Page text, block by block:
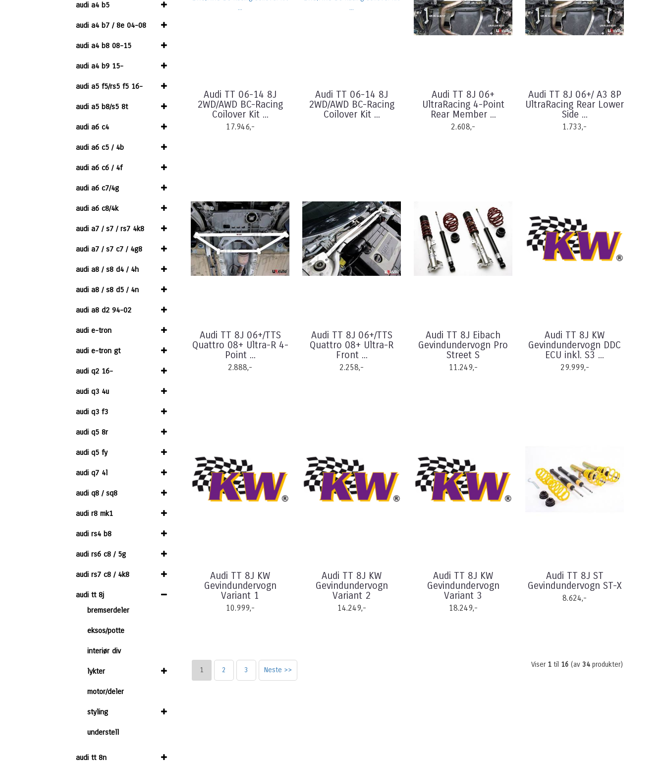
audi a4 b5
audi a4 b7 / 8e 04-08
audi a4 b8 08-15
audi a4 b9 15-
audi a5 f5/rs5 f5 16-
audi a5 b8/s5 8t
audi a6 c4
audi a6 c5 / 4b
audi a6 c6 / 4f
audi a6 c7/4g
audi a6 c8/4k
audi a7 / s7 / rs7 4k8
audi a7 / s7 c7 / 4g8
audi a8 / s8 d4 / 4h
audi a8 / s8 d5 / 4n
audi a8 d2 94-02
audi e-tron
audi e-tron gt
audi q2 16-
audi q3 4u
audi q3 f3
audi q5 8r
audi q5 fy
audi q7 4l
audi q8 / sq8
audi r8 mk1
audi rs4 b8
audi rs6 c8 / 5g
audi rs7 c8 / 4k8
audi tt 8j
bremserdeler
eksos/potte
interiør div
lykter
motor/deler
styling
understell
audi tt 8n
Audi TT 06-14 8J
2WD/AWD BC-Racing
Coilover Kit ...
17.946,-
Audi TT 06-14 8J
2WD/AWD BC-Racing
Coilover Kit ...
Audi TT 8J 06+
UltraRacing 4-Point
Rear Member ...
2.608,-
Audi TT 8J 06+/ A3 8P
UltraRacing Rear Lower
Side ...
1.733,-
Audi TT 8J 06+/TTS
Quattro 08+ Ultra-R 4-
Point ...
2.888,-
Audi TT 8J 06+/TTS
Quattro 08+ Ultra-R
Front ...
2.258,-
Audi TT 8J Eibach
Gevindundervogn Pro
Street S
11.249,-
Audi TT 8J KW
Gevindundervogn DDC
ECU inkl. S3 ...
29.999,-
Audi TT 8J KW
Gevindundervogn
Variant 1
10.999,-
Audi TT 8J KW
Gevindundervogn
Variant 2
14.249,-
Audi TT 8J KW
Gevindundervogn
Variant 3
18.249,-
Audi TT 8J ST
Gevindundervogn ST-X
8.624,-
1 2 3 Neste >>
Viser 1 til 16 (av 34 produkter)